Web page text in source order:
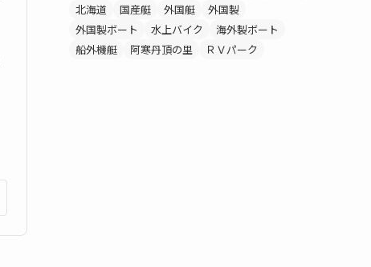
北海道
国産艇 外国艇
外国製
外国製ボート
水上バイク
海外製ボート
船外機艇
阿寒丹頂の里 ＲＶパーク